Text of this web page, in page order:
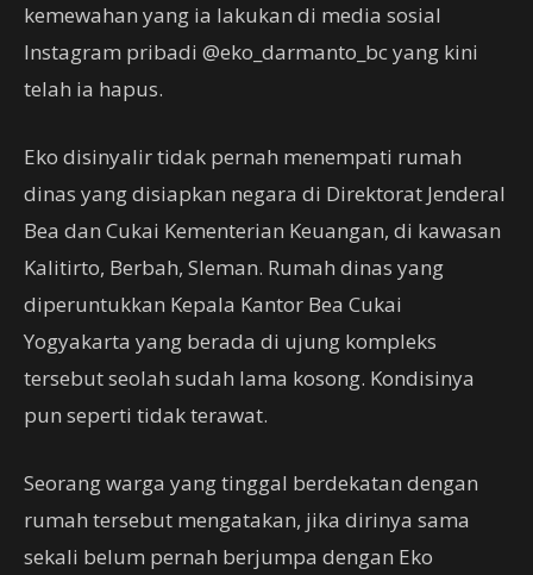
kemewahan yang ia lakukan di media sosial
Instagram pribadi @eko_darmanto_bc yang kini
telah ia hapus.
Eko disinyalir tidak pernah menempati rumah
dinas yang disiapkan negara di Direktorat Jenderal
Bea dan Cukai Kementerian Keuangan, di kawasan
Kalitirto, Berbah, Sleman. Rumah dinas yang
diperuntukkan Kepala Kantor Bea Cukai
Yogyakarta yang berada di ujung kompleks
tersebut seolah sudah lama kosong. Kondisinya
pun seperti tidak terawat.
Seorang warga yang tinggal berdekatan dengan
rumah tersebut mengatakan, jika dirinya sama
sekali belum pernah berjumpa dengan Eko